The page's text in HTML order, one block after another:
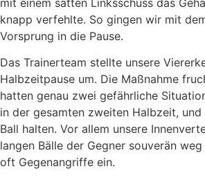
knapp verfehlte. So gingen wir mit
Vorsprung in die Pause.
Das Trainerteam stellte unsere
Halbzeitpause um. Die Maßnahme
hatten genau zwei gefährliche
in der gesamten zweiten Halbzeit,
Ball halten. Vor allem unsere
langen Bälle der Gegner souverän
oft Gegenangriffe ein.